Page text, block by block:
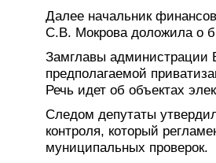
Далее начальник
С.В. Мокрова доложила о
Замглавы администрации
предполагаемой
Речь идет об объектах
Следом депутаты
контроля, который
муниципальных проверок.